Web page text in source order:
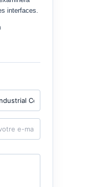
interfaces.